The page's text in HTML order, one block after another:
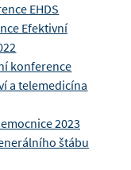
EHDS
Efektivní
konference
a telemedicína
2023
štábu